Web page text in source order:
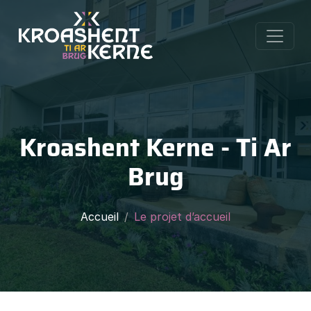
Kroashent Kerne - Ti Ar
Brug
Accueil Le projet d’accueil